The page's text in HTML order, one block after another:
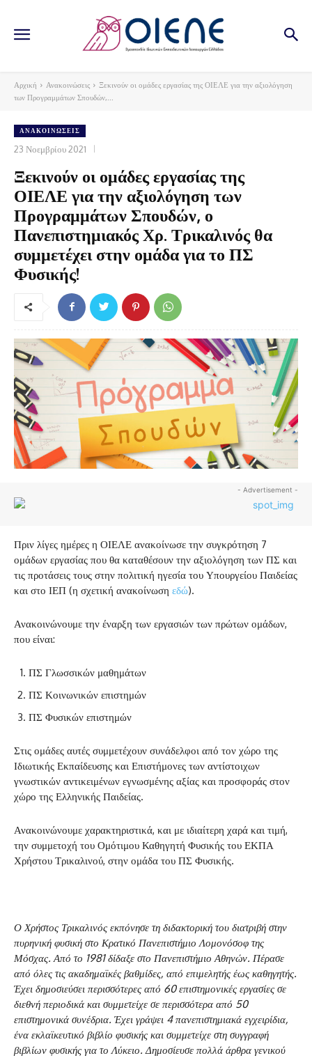
Αρχική Ανακοινώσεις
Ξεκινούν οι ομάδες εργασίας της ΟΙΕΛΕ για την αξιολόγηση
των Προγραμμάτων Σπουδών,...
ΑΝΑΚΟΙΝΏΣΕΙΣ
23 Νοεμβρίου 2021
Ξεκινούν οι ομάδες εργασίας της
ΟΙΕΛΕ για την αξιολόγηση των
Προγραμμάτων Σπουδών, ο
Πανεπιστημιακός Χρ. Τρικαλινός θα
συμμετέχει στην ομάδα για το ΠΣ
Φυσικής!
- Advertisement -
Πριν λίγες ημέρες η ΟΙΕΛΕ ανακοίνωσε την συγκρότηση 7
ομάδων εργασίας που θα καταθέσουν την αξιολόγηση των ΠΣ και
τις προτάσεις τους στην πολιτική ηγεσία του Υπουργείου Παιδείας
και στο ΙΕΠ (η σχετική ανακοίνωση εδώ).
Ανακοινώνουμε την έναρξη των εργασιών των πρώτων ομάδων,
που είναι:
ΠΣ Γλωσσικών μαθημάτων
ΠΣ Κοινωνικών επιστημών
ΠΣ Φυσικών επιστημών
Στις ομάδες αυτές συμμετέχουν συνάδελφοι από τον χώρο της
Ιδιωτικής Εκπαίδευσης και Επιστήμονες των αντίστοιχων
γνωστικών αντικειμένων εγνωσμένης αξίας και προσφοράς στον
χώρο της Ελληνικής Παιδείας.
Ανακοινώνουμε χαρακτηριστικά, και με ιδιαίτερη χαρά και τιμή,
την συμμετοχή του Ομότιμου Καθηγητή Φυσικής του ΕΚΠΑ
Χρήστου Τρικαλινού, στην ομάδα του ΠΣ Φυσικής.
Ο Χρήστος Τρικαλινός εκπόνησε τη διδακτορική του διατριβή στην
πυρηνική φυσική στο Κρατικό Πανεπιστήμιο Λομονόσοφ της
Μόσχας. Από το 1981 δίδαξε στο Πανεπιστήμιο Αθηνών. Πέρασε
από όλες τις ακαδημαϊκές βαθμίδες, από επιμελητής έως καθηγητής.
Έχει δημοσιεύσει περισσότερες από 60 επιστημονικές εργασίες σε
διεθνή περιοδικά και συμμετείχε σε περισσότερα από 50
επιστημονικά συνέδρια. Έχει γράψει 4 πανεπιστημιακά εγχειρίδια,
ένα εκλαϊκευτικό βιβλίο φυσικής και συμμετείχε στη συγγραφή
βιβλίων φυσικής για το Λύκειο. Δημοσίευσε πολλά άρθρα γενικού